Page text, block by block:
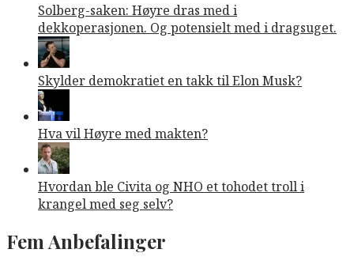
Solberg-saken: Høyre dras med i
dekkoperasjonen. Og potensielt med i dragsuget.
Skylder demokratiet en takk til Elon Musk?
Hva vil Høyre med makten?
Hvordan ble Civita og NHO et tohodet troll i
krangel med seg selv?
Fem Anbefalinger